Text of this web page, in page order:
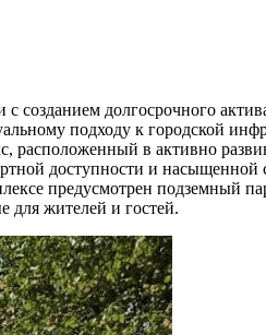
созданием долгосрочного
подходу к городской
в активно
доступности и
предусмотрен подземный
для жителей и гостей.